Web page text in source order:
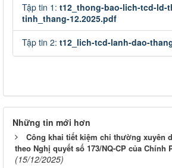
Tập tin 1: t12_thong-bao-lich-tcd-ld-
tinh_thang-12.2025.pdf
Tập tin 2: t12_lich-tcd-lanh-dao-
Những tin mới hơn
Công khai tiết kiệm chi thường xuyên
theo Nghị quyết số 173/NQ-CP của Chính
(15/12/2025)